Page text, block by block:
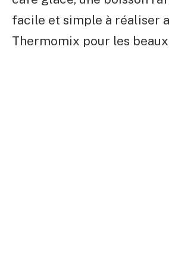
facile et simple à réaliser
Thermomix pour les beaux